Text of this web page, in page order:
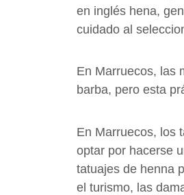
en inglés hena,
cuidado al
En Marruecos, las
barba, pero esta
En Marruecos, los
optar por hacerse
tatuajes de henna
el turismo, las